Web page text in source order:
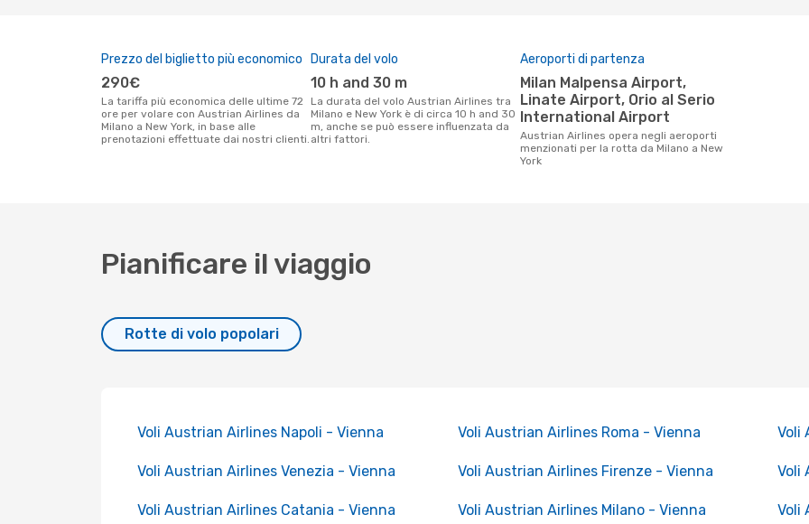
Prezzo del biglietto più economico
290€
La tariffa più economica delle ultime 72
ore per volare con Austrian Airlines da
Milano a New York, in base alle
prenotazioni effettuate dai nostri clienti.
Durata del volo
10 h and 30 m
La durata del volo Austrian Airlines tra
Milano e New York è di circa 10 h and 30
m, anche se può essere influenzata da
altri fattori.
Aeroporti di partenza
Milan Malpensa Airport,
Linate Airport, Orio al Serio
International Airport
Austrian Airlines opera negli aeroporti
menzionati per la rotta da Milano a New
York
Pianificare il viaggio
Rotte di volo popolari
Voli Austrian Airlines Napoli - Vienna Voli Austrian Airlines Roma - Vienna Voli
Voli Austrian Airlines Venezia - Vienna Voli Austrian Airlines Firenze - Vienna Voli
Voli Austrian Airlines Catania - Vienna Voli Austrian Airlines Milano - Vienna Voli